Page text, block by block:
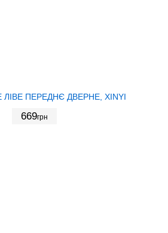
ПЕРЕДНЄ ДВЕРНЕ, XINYI
669грн